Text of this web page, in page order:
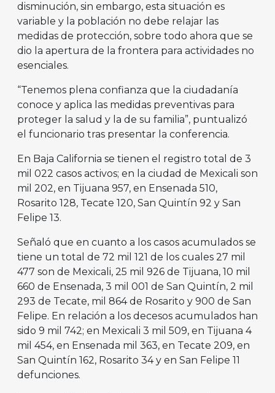
disminución, sin embargo, esta situación es
variable y la población no debe relajar las
medidas de protección, sobre todo ahora que se
dio la apertura de la frontera para actividades no
esenciales.
“Tenemos plena confianza que la ciudadanía
conoce y aplica las medidas preventivas para
proteger la salud y la de su familia”, puntualizó
el funcionario tras presentar la conferencia.
En Baja California se tienen el registro total de 3
mil 022 casos activos; en la ciudad de Mexicali son
mil 202, en Tijuana 957, en Ensenada 510,
Rosarito 128, Tecate 120, San Quintín 92 y San
Felipe 13.
Señaló que en cuanto a los casos acumulados se
tiene un total de 72 mil 121 de los cuales 27 mil
477 son de Mexicali, 25 mil 926 de Tijuana, 10 mil
660 de Ensenada, 3 mil 001 de San Quintín, 2 mil
293 de Tecate, mil 864 de Rosarito y 900 de San
Felipe. En relación a los decesos acumulados han
sido 9 mil 742; en Mexicali 3 mil 509, en Tijuana 4
mil 454, en Ensenada mil 363, en Tecate 209, en
San Quintín 162, Rosarito 34 y en San Felipe 11
defunciones.